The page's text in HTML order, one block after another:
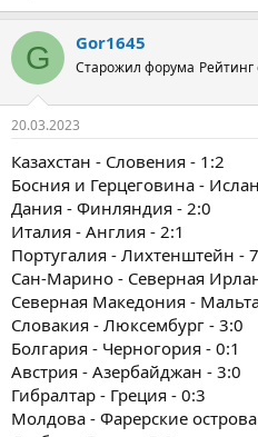
G Gor1645
Старожил форума Рейтинг
20.03.2023
Казахстан - Словения - 1:2
Босния и Герцеговина -
Дания - Финляндия - 2:0
Италия - Англия - 2:1
Португалия - Лихтенштейн -
Сан-Марино - Северная
Северная Македония -
Словакия - Люксембург - 3:0
Болгария - Черногория - 0:1
Австрия - Азербайджан - 3:0
Гибралтар - Греция - 0:3
Молдова - Фарерские